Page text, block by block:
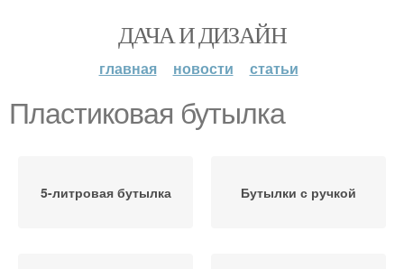
ДАЧА И ДИЗАЙН
главная новости статьи
Пластиковая бутылка
5-литровая бутылка Бутылки с ручкой